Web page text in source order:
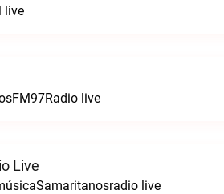
live
live
Live
live